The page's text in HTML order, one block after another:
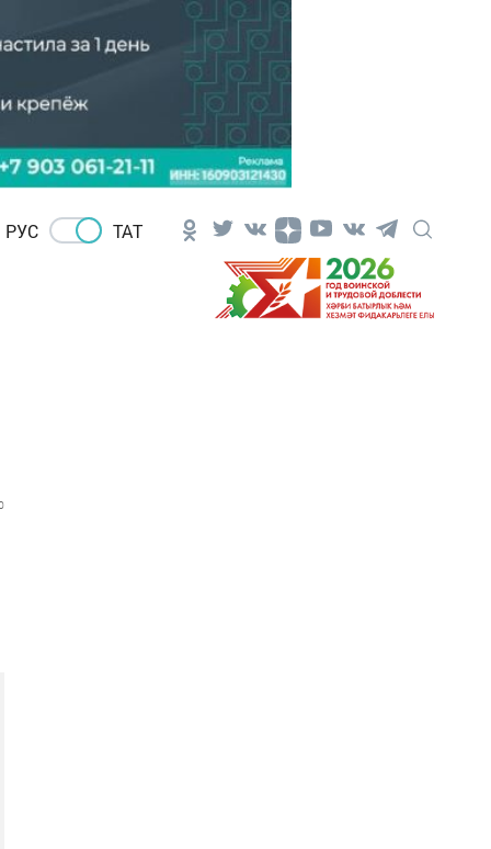
РУС ТАТ